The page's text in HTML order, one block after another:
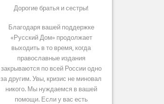
Дорогие братья и сестры!
Благодаря вашей поддержке
«Русский Дом» продолжает
выходить в то время, когда
православные издания
закрываются по всей России одно
за другим. Увы, кризис не миновал
никого. Мы нуждаемся в вашей
помощи. Если у вас есть